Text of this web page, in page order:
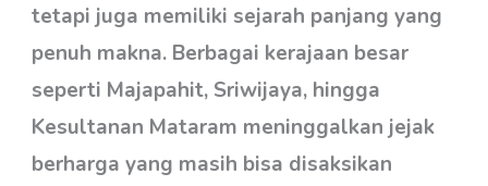
tetapi juga memiliki sejarah panjang yang
penuh makna. Berbagai kerajaan besar
seperti Majapahit, Sriwijaya, hingga
Kesultanan Mataram meninggalkan jejak
berharga yang masih bisa disaksikan